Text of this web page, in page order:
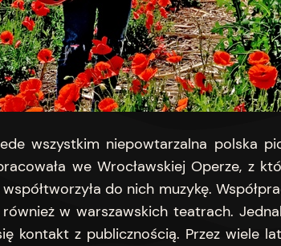
wszystkim niepowtarzalna polska
we Wrocławskiej Operze, z
do nich muzykę.
również w warszawskich teatrach.
kontakt z publicznością. Przez wiele